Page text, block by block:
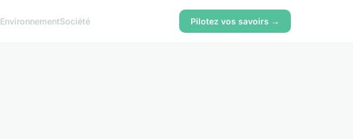
EnvironnementSociété Pilotez vos savoirs →